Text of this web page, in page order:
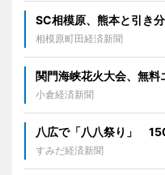
SC相模原、熊本と引き
相模原町田経済新聞
関門海峡花火大会、無
小倉経済新聞
八広で「八八祭り」
すみだ経済新聞